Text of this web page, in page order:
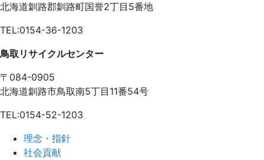
北海道釧路郡釧路町国誉2丁目5番地
TEL:0154-36-1203
鳥取リサイクルセンター
〒084-0905
北海道釧路市鳥取南5丁目11番54号
TEL:0154-52-1203
理念・指針
社会貢献